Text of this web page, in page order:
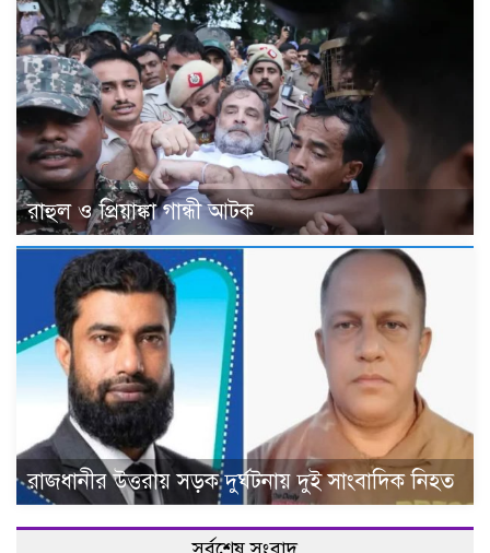
রাহুল ও প্রিয়াঙ্কা গান্ধী আটক
রাজধানীর উত্তরায় সড়ক দুর্ঘটনায় দুই সাংবাদিক নিহত
সর্বশেষ সংবাদ